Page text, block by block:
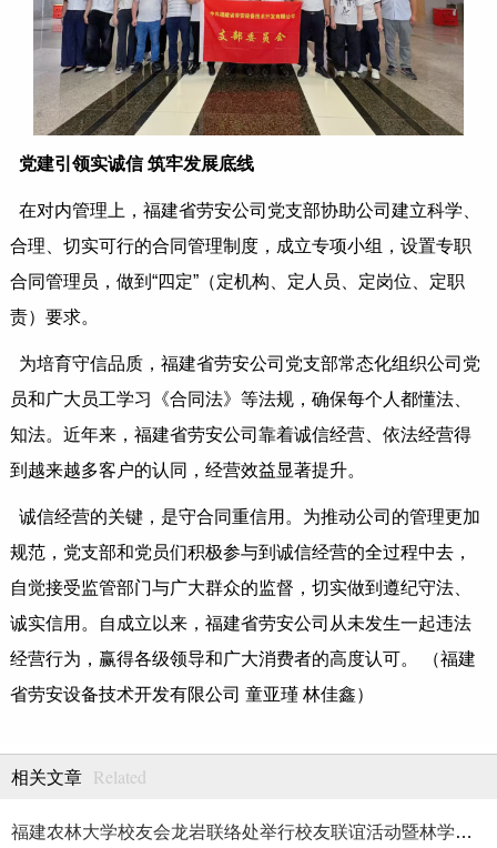
党建引领实诚信 筑牢发展底线
在对内管理上，福建省劳安公司党支部协助公司建立科学、
合理、切实可行的合同管理制度，成立专项小组，设置专职
合同管理员，做到“四定”（定机构、定人员、定岗位、定职
责）要求。
为培育守信品质，福建省劳安公司党支部常态化组织公司党
员和广大员工学习《合同法》等法规，确保每个人都懂法、
知法。近年来，福建省劳安公司靠着诚信经营、依法经营得
到越来越多客户的认同，经营效益显著提升。
诚信经营的关键，是守合同重信用。为推动公司的管理更加
规范，党支部和党员们积极参与到诚信经营的全过程中去，
自觉接受监管部门与广大群众的监督，切实做到遵纪守法、
诚实信用。自成立以来，福建省劳安公司从未发生一起违法
经营行为，赢得各级领导和广大消费者的高度认可。 （福建
省劳安设备技术开发有限公司 童亚瑾 林佳鑫）
相关文章 Related
福建农林大学校友会龙岩联络处举行校友联谊活动暨林学、生物医药